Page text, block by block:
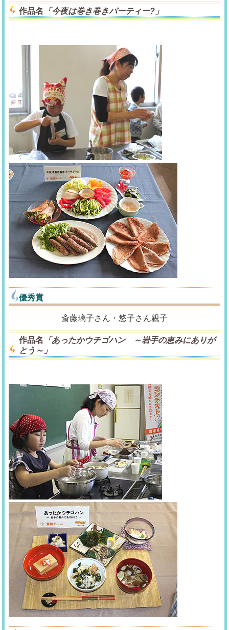
作品名 「今夜は巻き巻きパーティー?」
優秀賞
斎藤璃子さん・悠子さん親子
作品名
「あったかウチゴハン ～岩手の恵みにありが
とう～」